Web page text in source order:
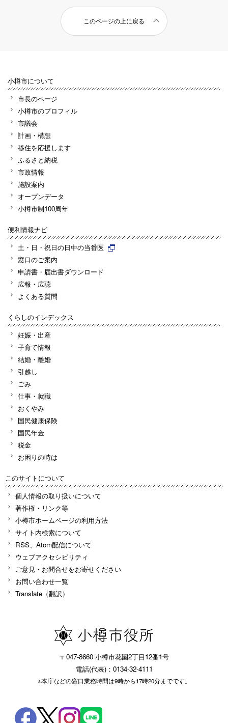
このページの上に戻る
小樽市について
市長のページ
小樽市のプロフィル
市議会
計画・構想
移住を応援します
ふるさと納税
市政情報
施設案内
オープンデータ
小樽市制100周年
便利情報ナビ
土・日・祝日の日中の当番医
窓口のご案内
申請書・届出書ダウンロード
広報・広聴
よくある質問
くらしのインデックス
妊娠・出産
子育て情報
結婚・離婚
引越し
ごみ
仕事・就職
おくやみ
国民健康保険
国民年金
税金
お困りの時は
このサイトについて
個人情報の取り扱いについて
著作権・リンク等
小樽市ホームページの利用方法
サイト内検索について
RSS、Atom配信について
ウェブアクセシビリティ
ご意見・お問合せをお寄せください
お問い合わせ一覧
Translate（翻訳）
〒047-8660 小樽市花園2丁目12番1号
電話(代表)：0134-32-4111
※本庁などの窓口業務時間は9時から17時20分までです。